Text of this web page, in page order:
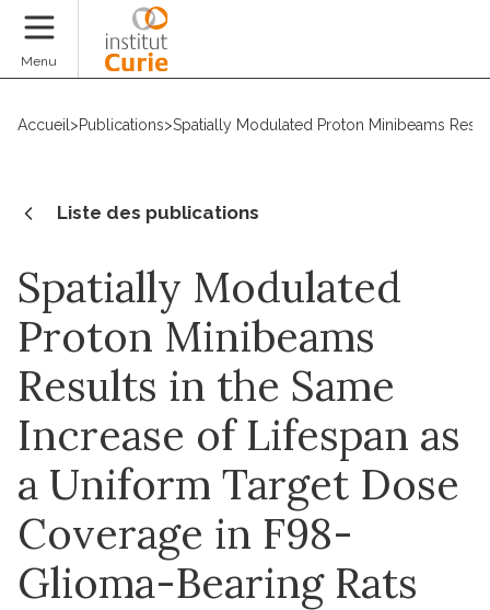
Menu
Accueil >Publications>Spatially Modulated Proton Minibeams
Liste des publications
Spatially Modulated
Proton Minibeams
Results in the Same
Increase of Lifespan as
a Uniform Target Dose
Coverage in F98-
Glioma-Bearing Rats